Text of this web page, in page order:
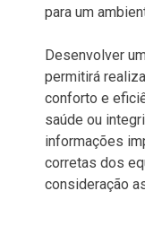
para um
Desenvolver
permitirá
conforto e
saúde ou
informações
corretas dos
consideração